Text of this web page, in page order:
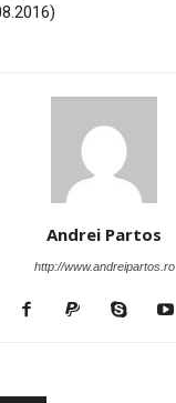
Andrei Partos
http://www.andreipartos.ro